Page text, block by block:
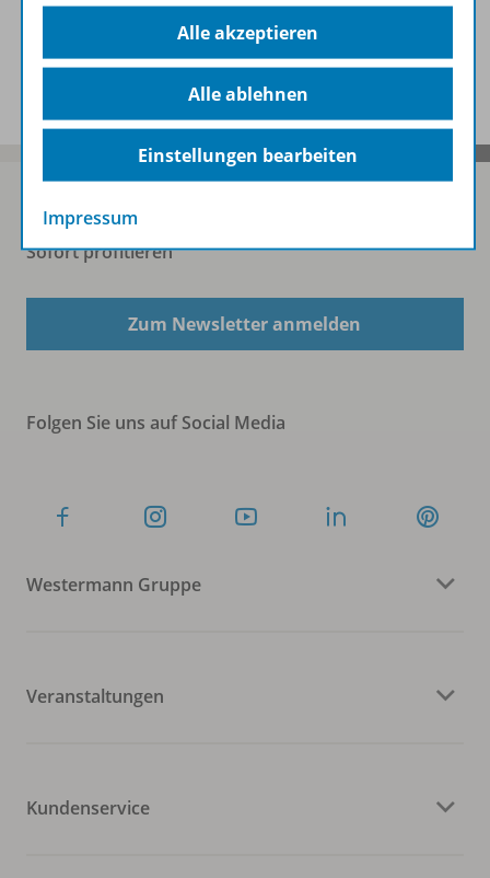
Spar-Pakete
Sofort profitieren
Zum Newsletter anmelden
Folgen Sie uns auf Social Media
Westermann Gruppe
Veranstaltungen
Kundenservice
Alle akzeptieren
Alle ablehnen
Einstellungen bearbeiten
Impressum